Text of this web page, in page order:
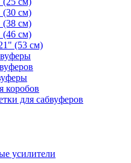
(30 см)
(38 см)
(46 см)
(53 см)
коробов
для сабвуферов
усилители